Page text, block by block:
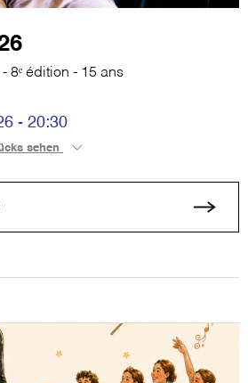
8ᵉ édition - 15 ans
- 20:30
sehen